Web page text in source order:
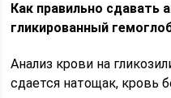
Как правильно сдавать
гликированный
Анализ крови на
сдается натощак, кровь